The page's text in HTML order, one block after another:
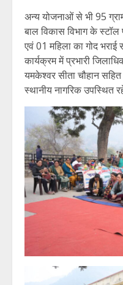
अन्य योजनाओं से भी 95
बाल विकास विभाग के
एवं 01 महिला का गोद
कार्यक्रम में प्रभारी
यमकेश्वर सीता चौहान सहित
स्थानीय नागरिक उपस्थित